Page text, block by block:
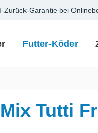
Zurück-Garantie bei
Futter-Köder
Tutti